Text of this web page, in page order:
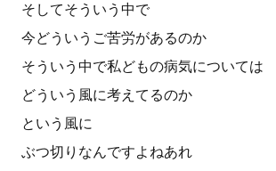
そしてそういう中で
今どういうご苦労があるのか
そういう中で私どもの病気については
どういう風に考えてるのか
という風に
ぶつ切りなんですよねあれ